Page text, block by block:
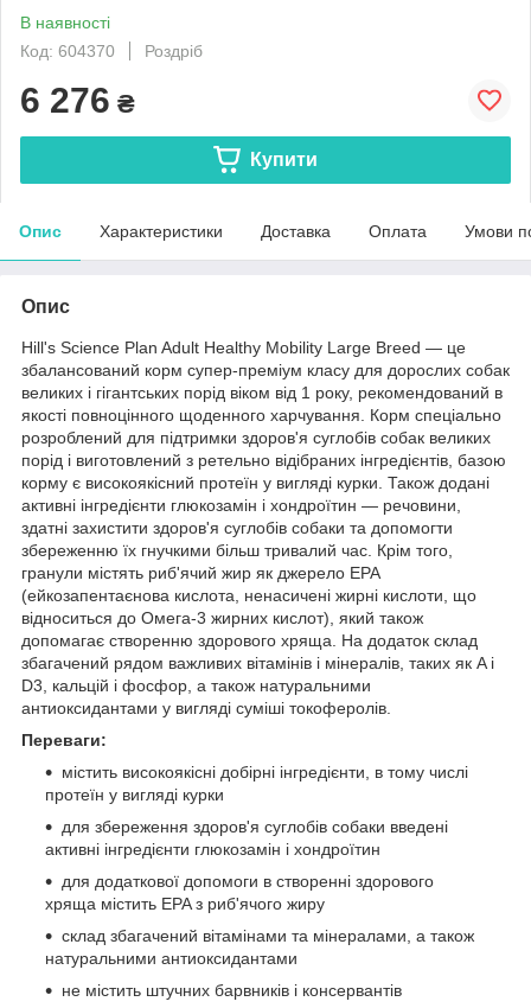
В наявності
Код: 604370
Роздріб
6 276 ₴
Купити
Опис Характеристики Доставка Оплата Умови
Опис
Hill's Science Plan Adult Healthy Mobility Large Breed — це
збалансований корм супер-преміум класу для дорослих собак
великих і гігантських порід віком від 1 року, рекомендований в
якості повноцінного щоденного харчування. Корм спеціально
розроблений для підтримки здоров'я суглобів собак великих
порід і виготовлений з ретельно відібраних інгредієнтів, базою
корму є високоякісний протеїн у вигляді курки. Також додані
активні інгредієнти глюкозамін і хондроїтин — речовини,
здатні захистити здоров'я суглобів собаки та допомогти
збереженню їх гнучкими більш тривалий час. Крім того,
гранули містять риб'ячий жир як джерело EPA
(ейкозапентаєнова кислота, ненасичені жирні кислоти, що
відноситься до Омега-3 жирних кислот), який також
допомагає створенню здорового хряща. На додаток склад
збагачений рядом важливих вітамінів і мінералів, таких як A і
D3, кальцій і фосфор, а також натуральними
антиоксидантами у вигляді суміші токоферолів.
Переваги:
містить високоякісні добірні інгредієнти, в тому числі
протеїн у вигляді курки
для збереження здоров'я суглобів собаки введені
активні інгредієнти глюкозамін і хондроїтин
для додаткової допомоги в створенні здорового
хряща містить EPA з риб'ячого жиру
склад збагачений вітамінами та мінералами, а також
натуральними антиоксидантами
не містить штучних барвників і консервантів